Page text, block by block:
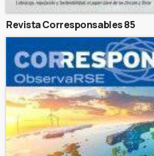
Revista Corresponsables 85